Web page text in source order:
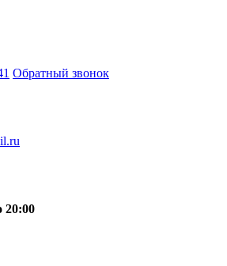
Обратный звонок
20:00